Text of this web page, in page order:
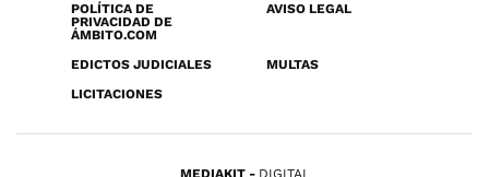
POLÍTICA DE
PRIVACIDAD DE
ÁMBITO.COM
AVISO LEGAL
EDICTOS JUDICIALES
MULTAS
LICITACIONES